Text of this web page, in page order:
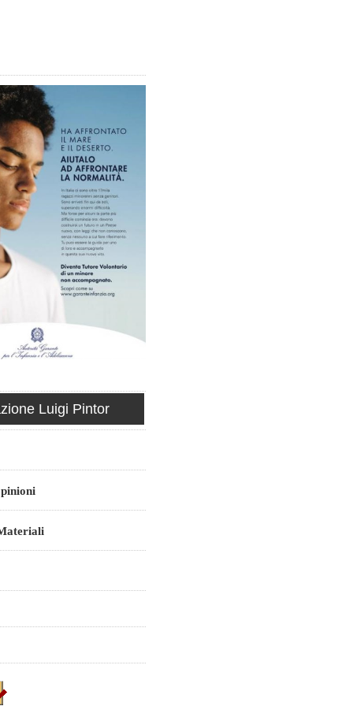
Luigi Pintor